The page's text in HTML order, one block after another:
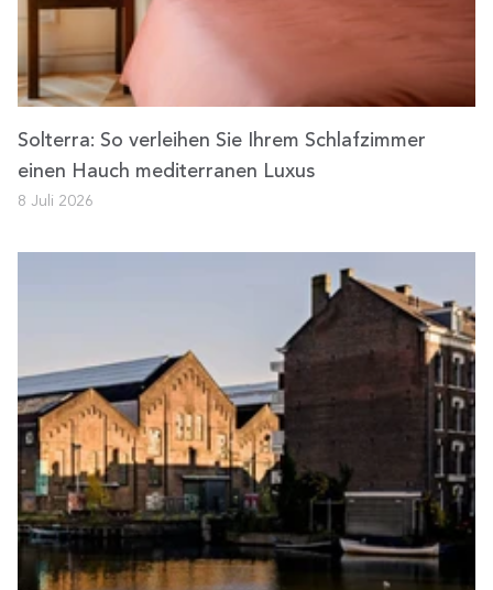
Solterra: So verleihen Sie Ihrem Schlafzimmer
einen Hauch mediterranen Luxus
8 Juli 2026